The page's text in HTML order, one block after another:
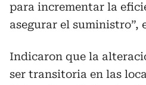
para incrementar la
asegurar el suministro”,
Indicaron que la
ser transitoria en las